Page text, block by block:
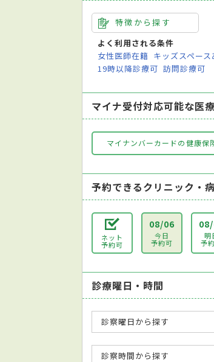
特徴から探す
よく利用される条件
女性医師在籍 キッズスペース
19時以降診療可 訪問診療可
マイナ受付対応可能な医
マイナンバーカードの健康保
予約できるクリニック・
ネット
予約可
08/06
今日
予約可
明
予
診療曜日・時間
診察曜日から探す
診察時間から探す